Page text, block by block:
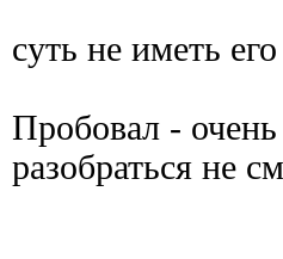
суть не иметь
Пробовал -
разобраться не